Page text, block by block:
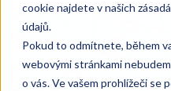
cookie najdete v našich
údajů.
Pokud to odmítnete, během
webovými stránkami
o vás. Ve vašem prohlížeči se